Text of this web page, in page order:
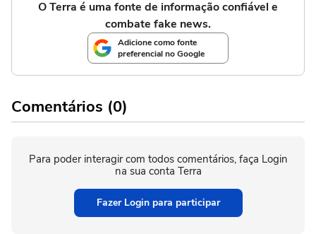
O Terra é uma fonte de informação confiável e
combate fake news.
Adicione como fonte
preferencial no Google
Comentários (0)
Para poder interagir com todos comentários, faça Login
na sua conta Terra
Fazer Login para participar